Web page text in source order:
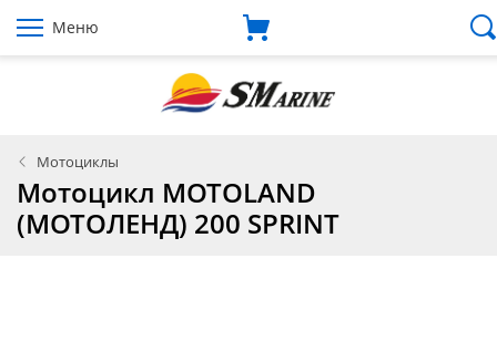
Меню
Мотоциклы
Мотоцикл MOTOLAND
(МОТОЛЕНД) 200 SPRINT